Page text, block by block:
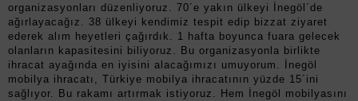
organizasyonları düzenliyoruz. 70´e yakın ülkeyi İnegöl´de
ağırlayacağız. 38 ülkeyi kendimiz tespit edip bizzat ziyaret
ederek alım heyetleri çağırdık. 1 hafta boyunca fuara gelecek
olanların kapasitesini biliyoruz. Bu organizasyonla birlikte
ihracat ayağında en iyisini alacağımızı umuyorum. İnegöl
mobilya ihracatı, Türkiye mobilya ihracatının yüzde 15´ini
sağlıyor. Bu rakamı artırmak istiyoruz. Hem İnegöl mobilyasını